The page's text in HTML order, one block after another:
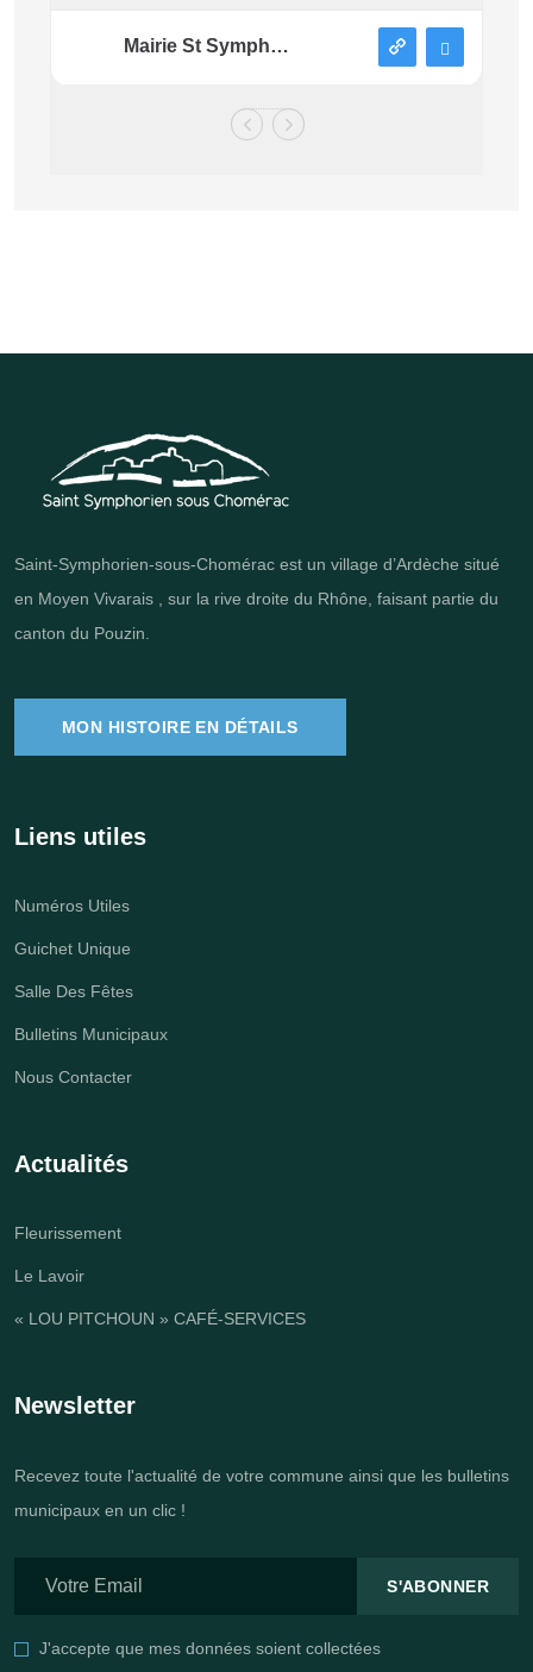
Mairie St Symphorien sous Chomérac
Saint-Symphorien-sous-Chomérac est un village d’Ardèche situé
en Moyen Vivarais , sur la rive droite du Rhône, faisant partie du
canton du Pouzin.
MON HISTOIRE EN DÉTAILS
Liens utiles
Numéros Utiles
Guichet Unique
Salle Des Fêtes
Bulletins Municipaux
Nous Contacter
Actualités
Fleurissement
Le Lavoir
« LOU PITCHOUN » CAFÉ-SERVICES
Newsletter
Recevez toute l'actualité de votre commune ainsi que les bulletins
municipaux en un clic !
S'ABONNER
J'accepte que mes données soient collectées